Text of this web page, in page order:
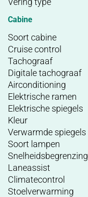
Cabine
Soort cabine
Cruise control
Tachograaf
Digitale tachograaf
Airconditioning
Elektrische ramen
Elektrische spiegels
Kleur
Verwarmde spiegels
Soort lampen
Snelheidsbegrenzing
Laneassist
Climatecontrol
Stoelverwarming